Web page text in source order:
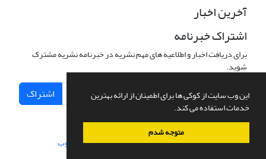
این وب سایت از کوکی ها برای اطمینان از ارائه بهترین
خدمات استفاده می کند.
متوجه شدم
آخرین اخبار
اشتراک خبرنامه
برای دریافت اخبار و اطلاعیه های مهم نشریه در خبرنامه نشریه مشترک
شوید.
اشتراک
سامانه مدیریت نشریات علمی.طراحی و پیاده سازی از سیناوب